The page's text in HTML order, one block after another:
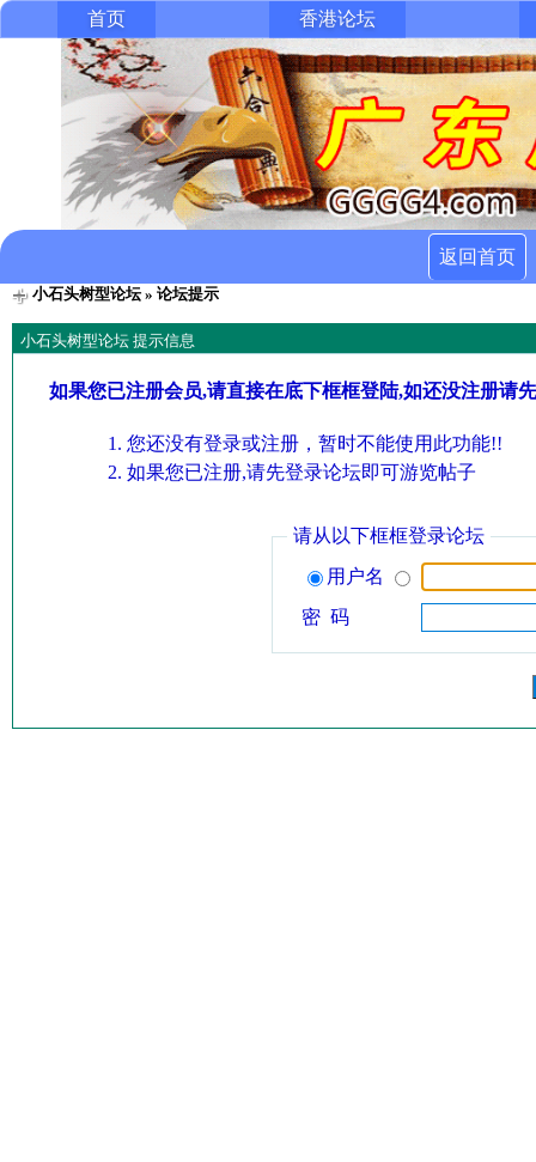
首页 香港论坛
返回首页
小石头树型论坛» 论坛提示
小石头树型论坛 提示信息
如果您已注册会员,请直接在底下框框登陆,如还没注册请
您还没有登录或注册，暂时不能使用此功能!!
如果您已注册,请先登录论坛即可游览帖子
请从以下框框登录论坛
用户名
密 码